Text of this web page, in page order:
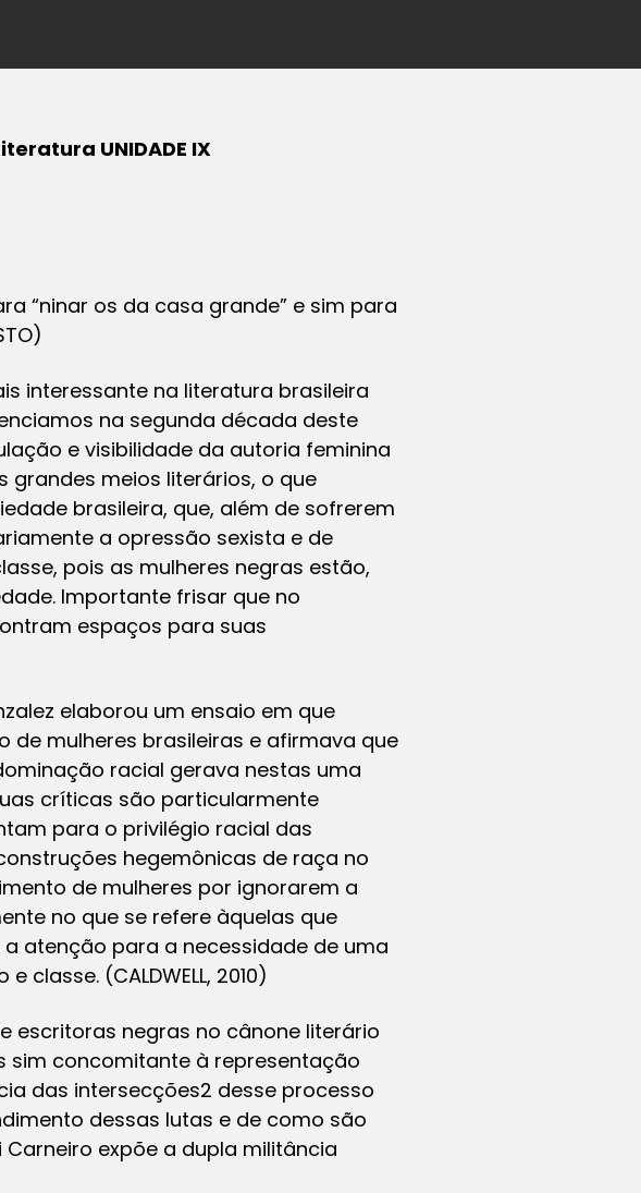
UNIDADE IX
“ninar os da casa grande” e sim para
interessante na literatura brasileira
na segunda década deste
e visibilidade da autoria feminina
grandes meios literários, o que
brasileira, que, além de sofrerem
a opressão sexista e de
pois as mulheres negras estão,
Importante frisar que no
espaços para suas
elaborou um ensaio em que
de mulheres brasileiras e afirmava que
racial gerava nestas uma
críticas são particularmente
para o privilégio racial das
hegemônicas de raça no
de mulheres por ignorarem a
no que se refere àquelas que
atenção para a necessidade de uma
(CALDWELL, 2010)
escritoras negras no cânone literário
sim concomitante à representação
das intersecções2 desse processo
dessas lutas e de como são
expõe a dupla militância